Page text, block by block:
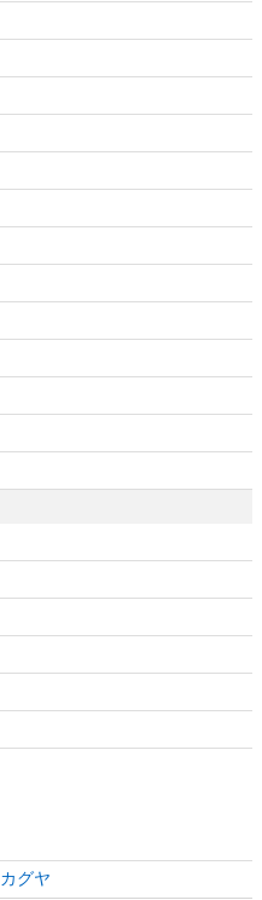
カグヤ